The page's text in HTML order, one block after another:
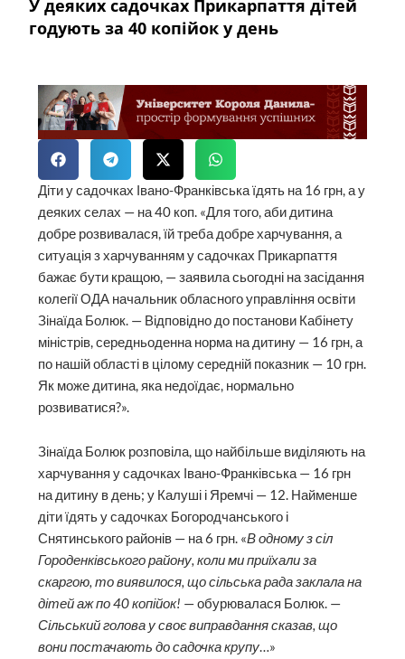
У деяких садочках Прикарпаття дітей
годують за 40 копійок у день
Діти у садочках Івано-Франківська їдять на 16 грн, а у
деяких селах — на 40 коп. «Для того, аби дитина
добре розвивалася, їй треба добре харчування, а
ситуація з харчуванням у садочках Прикарпаття
бажає бути кращою, — заявила сьогодні на засідання
колегії ОДА начальник обласного управління освіти
Зінаїда Болюк. — Відповідно до постанови Кабінету
міністрів, середньоденна норма на дитину — 16 грн, а
по нашій області в цілому середній показник — 10 грн.
Як може дитина, яка недоїдає, нормально
розвиватися?».
Зінаїда Болюк розповіла, що найбільше виділяють на
харчування у садочках Івано-Франківська — 16 грн
на дитину в день; у Калуші і Яремчі — 12. Найменше
діти їдять у садочках Богородчанського і
Снятинського районів — на 6 грн. «В одному з сіл
Городенківського району, коли ми приїхали за
скаргою, то виявилося, що сільська рада заклала на
дітей аж по 40 копійок! — обурювалася Болюк. —
Сільський голова у своє виправдання сказав, що
вони постачають до садочка крупу…»